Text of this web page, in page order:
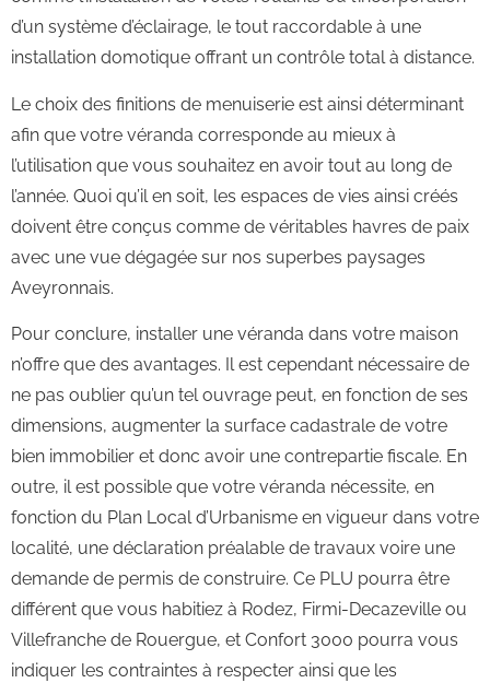
d’un système d’éclairage, le tout raccordable à une
installation domotique offrant un contrôle total à distance.
Le choix des finitions de menuiserie est ainsi déterminant
afin que votre véranda corresponde au mieux à
l’utilisation que vous souhaitez en avoir tout au long de
l’année. Quoi qu’il en soit, les espaces de vies ainsi créés
doivent être conçus comme de véritables havres de paix
avec une vue dégagée sur nos superbes paysages
Aveyronnais.
Pour conclure, installer une véranda dans votre maison
n’offre que des avantages. Il est cependant nécessaire de
ne pas oublier qu’un tel ouvrage peut, en fonction de ses
dimensions, augmenter la surface cadastrale de votre
bien immobilier et donc avoir une contrepartie fiscale. En
outre, il est possible que votre véranda nécessite, en
fonction du Plan Local d’Urbanisme en vigueur dans votre
localité, une déclaration préalable de travaux voire une
demande de permis de construire. Ce PLU pourra être
différent que vous habitiez à Rodez, Firmi-Decazeville ou
Villefranche de Rouergue, et Confort 3000 pourra vous
indiquer les contraintes à respecter ainsi que les